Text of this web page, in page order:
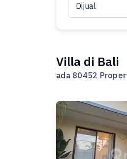
Dijual
Villa di Bali
ada 80452